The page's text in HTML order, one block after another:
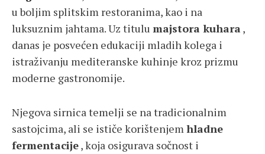
u boljim splitskim restoranima, kao i na
luksuznim jahtama. Uz titulu majstora kuhara ,
danas je posvećen edukaciji mladih kolega i
istraživanju mediteranske kuhinje kroz prizmu
moderne gastronomije.
Njegova sirnica temelji se na tradicionalnim
sastojcima, ali se ističe korištenjemhladne
fermentacije, koja osigurava sočnost i